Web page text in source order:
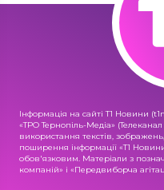
Інформація на сайті Т1 Новини
«ТРО Тернопіль-Медіа»
використання текстів,
поширення інформації «Т1
обов'язковим. Матеріали з
компаній» і «Передвиборча